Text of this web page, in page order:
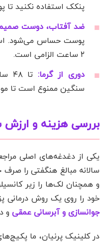
پنکک استفاده نکنید
ضد آفتاب، دوست
پوست حساس می‌شود.
۲ ساعت الزامی است.
دوری از گرما:
سنگین ممنوع است تا
بررسی هزینه و ارزش
یکی از دغدغه‌های اصلی
سالانه مبالغ هنگفتی را
و همچنان لک‌ها را زیر
خود را روی یک روش درمانی
جوانسازی و آبرسانی عمقی و
در کلینیک پرنیان، ما